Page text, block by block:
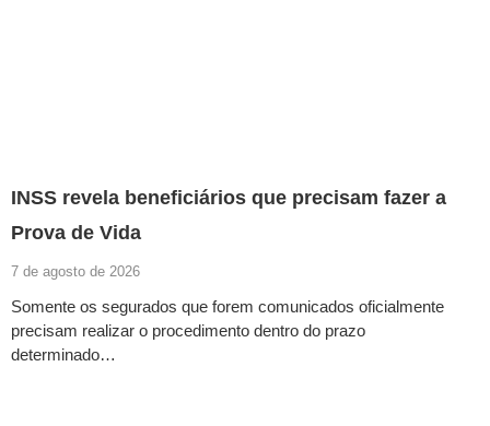
INSS revela beneficiários que precisam fazer a
Prova de Vida
7 de agosto de 2026
Somente os segurados que forem comunicados oficialmente
precisam realizar o procedimento dentro do prazo
determinado…